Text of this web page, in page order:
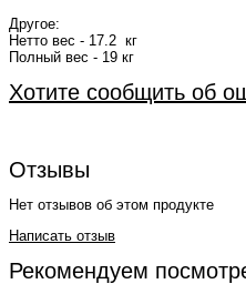
Другое:
Нетто вес - 17.2 кг
Полный вес - 19 кг
Хотите сообщить об
Отзывы
Нет отзывов об этом продукте
Написать отзыв
Рекомендуем